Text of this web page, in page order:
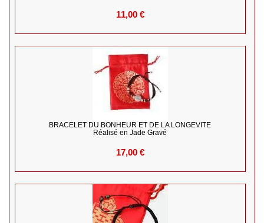
11,00 €
BRACELET DU BONHEUR ET DE LA LONGEVITE
Réalisé en Jade Gravé
17,00 €